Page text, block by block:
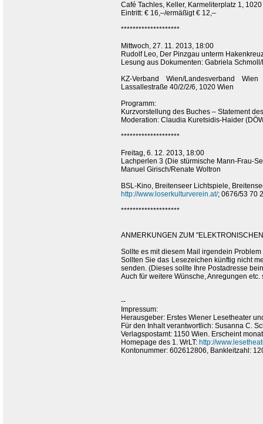
Café Tachles, Keller, Karmeliterplatz 1,
Eintritt: € 16,–/ermäßigt € 12,–
********************
Mittwoch, 27. 11. 2013, 18:00
Rudolf Leo, Der Pinzgau unterm
Lesung aus Dokumenten: Gabriela
KZ-Verband Wien/Landesverband
Lassallestraße 40/2/2/6, 1020 Wien
Programm:
Kurzvorstellung des Buches – Statement
Moderation: Claudia Kuretsidis-Haider
********************
Freitag, 6. 12. 2013, 18:00
Lachperlen 3 (Die stürmische Mann-Frau-
Manuel Girisch/Renate Woltron
BSL-Kino, Breitenseer Lichtspiele,
http://www.loserkulturverein.at/; 0676/53 70
********************
ANMERKUNGEN ZUM
Sollte es mit diesem Mail irgendein
Sollten Sie das Lesezeichen künftig nicht
senden. (Dieses sollte Ihre Postadresse
Auch für weitere Wünsche, Anregungen
--
Impressum:
Herausgeber: Erstes Wiener Lesetheater
Für den Inhalt verantwortlich: Susanna C.
Verlagspostamt: 1150 Wien. Erscheint
Homepage des 1. WrLT: http://
Kontonummer: 602612806, Bankleitzahl: